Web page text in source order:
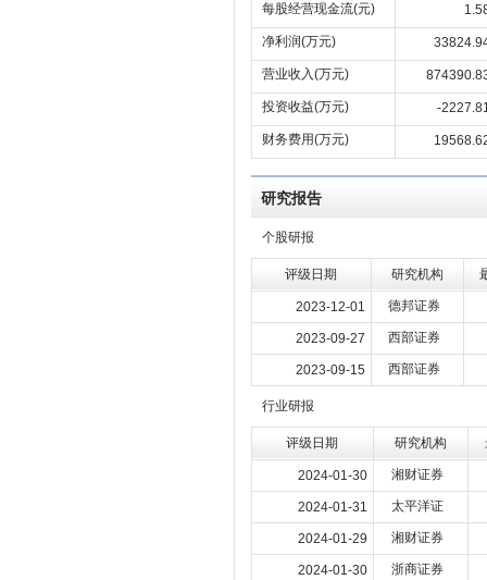
每股经营现金流(元)
净利润(万元)
营业收入(万元)
投资收益(万元) -
财务费用(万元)
研究报告
个股研报
评级日期 研究机构
2023-12-01 德邦证券
2023-09-27 西部证券
2023-09-15 西部证券
行业研报
评级日期 研究机构
2024-01-30 湘财证券
2024-01-31 太平洋证
2024-01-29 湘财证券
2024-01-30 浙商证券